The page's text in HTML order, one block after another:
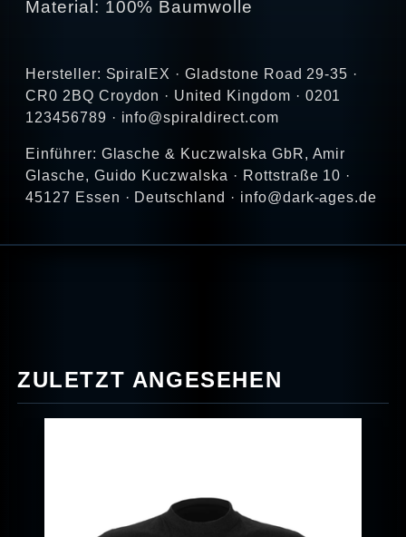
Material: 100% Baumwolle
Hersteller: SpiralEX · Gladstone Road 29-35 ·
CR0 2BQ Croydon · United Kingdom · 0201
123456789 · info@spiraldirect.com
Einführer: Glasche & Kuczwalska GbR, Amir
Glasche, Guido Kuczwalska · Rottstraße 10 ·
45127 Essen · Deutschland · info@dark-ages.de
ZULETZT ANGESEHEN